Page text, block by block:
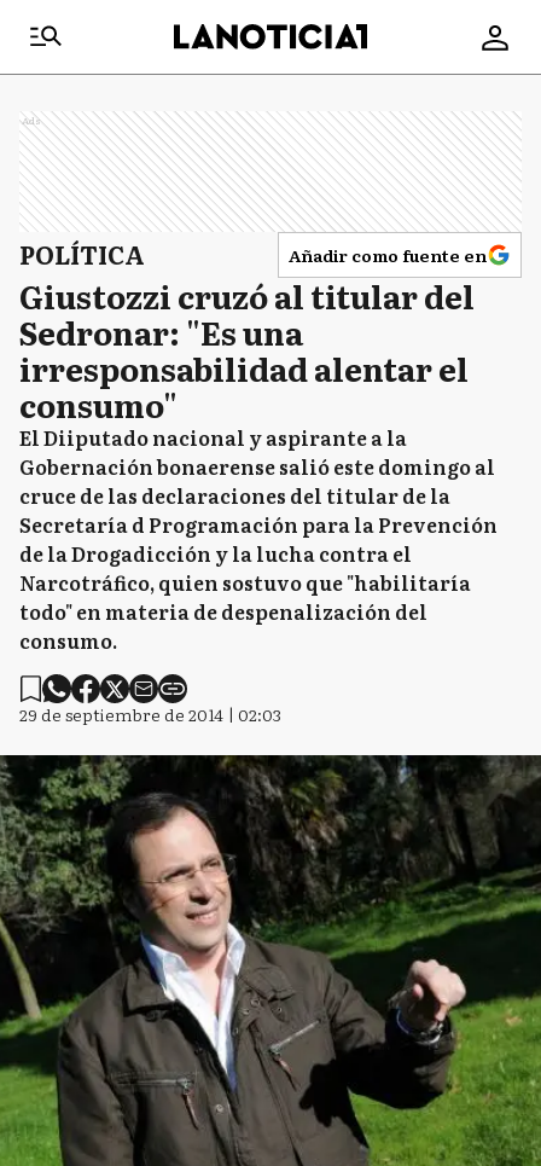
Ads
POLÍTICA Añadir como fuente en
Giustozzi cruzó al titular del
Sedronar: "Es una
irresponsabilidad alentar el
consumo"
El Diiputado nacional y aspirante a la
Gobernación bonaerense salió este domingo al
cruce de las declaraciones del titular de la
Secretaría d Programación para la Prevención
de la Drogadicción y la lucha contra el
Narcotráfico, quien sostuvo que "habilitaría
todo" en materia de despenalización del
consumo.
29 de septiembre de 2014 | 02:03